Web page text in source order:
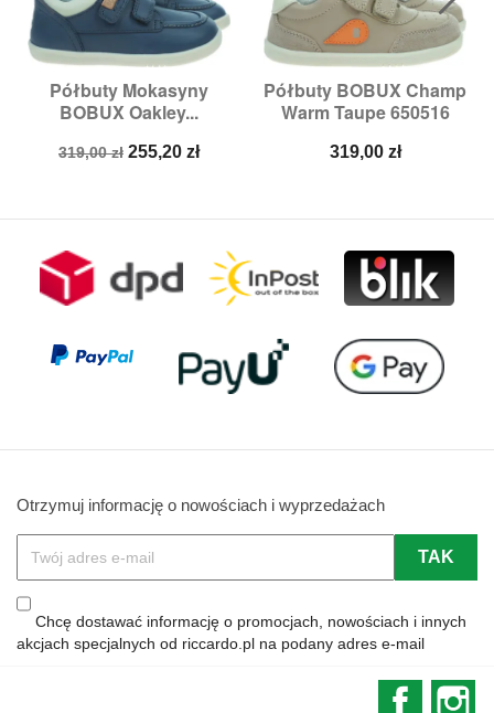
Półbuty Mokasyny
BOBUX Oakley...
Cena
319,00 zł Cena
255,20 zł
Półbuty BOBUX Champ
Warm Taupe 650516
Cena
319,00 zł
Otrzymuj informację o nowościach i wyprzedażach
Chcę dostawać informację o promocjach, nowościach i innych
akcjach specjalnych od riccardo.pl na podany adres e-mail